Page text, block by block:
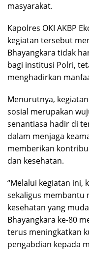
masyarakat.
Kapolres OKI AKBP
kegiatan tersebut
Bhayangkara tidak
bagi institusi Polri,
menghadirkan
Menurutnya,
sosial merupakan
senantiasa hadir di
dalam menjaga
memberikan
dan kesehatan.
“Melalui kegiatan ini,
sekaligus membantu
kesehatan yang
Bhayangkara ke-80
terus meningkatkan
pengabdian kepada